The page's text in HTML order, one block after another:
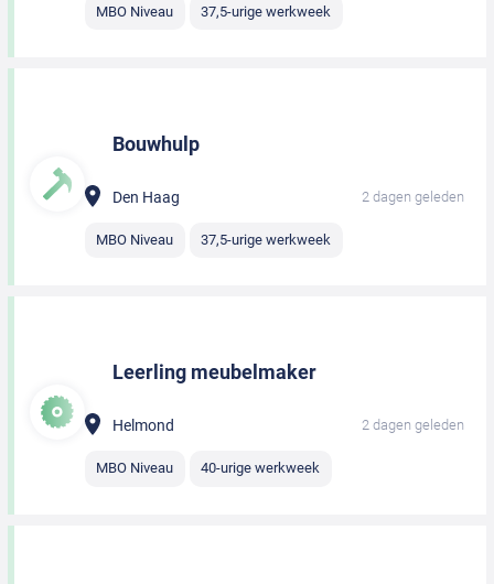
MBO Niveau 37,5-urige werkweek
Bouwhulp
Den Haag 2 dagen geleden
MBO Niveau 37,5-urige werkweek
Leerling meubelmaker
Helmond 2 dagen geleden
MBO Niveau 40-urige werkweek